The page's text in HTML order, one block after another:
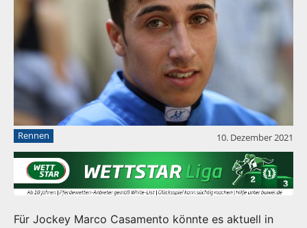
Rennen 10. Dezember 2021
Für Jockey Marco Casamento könnte es aktuell in